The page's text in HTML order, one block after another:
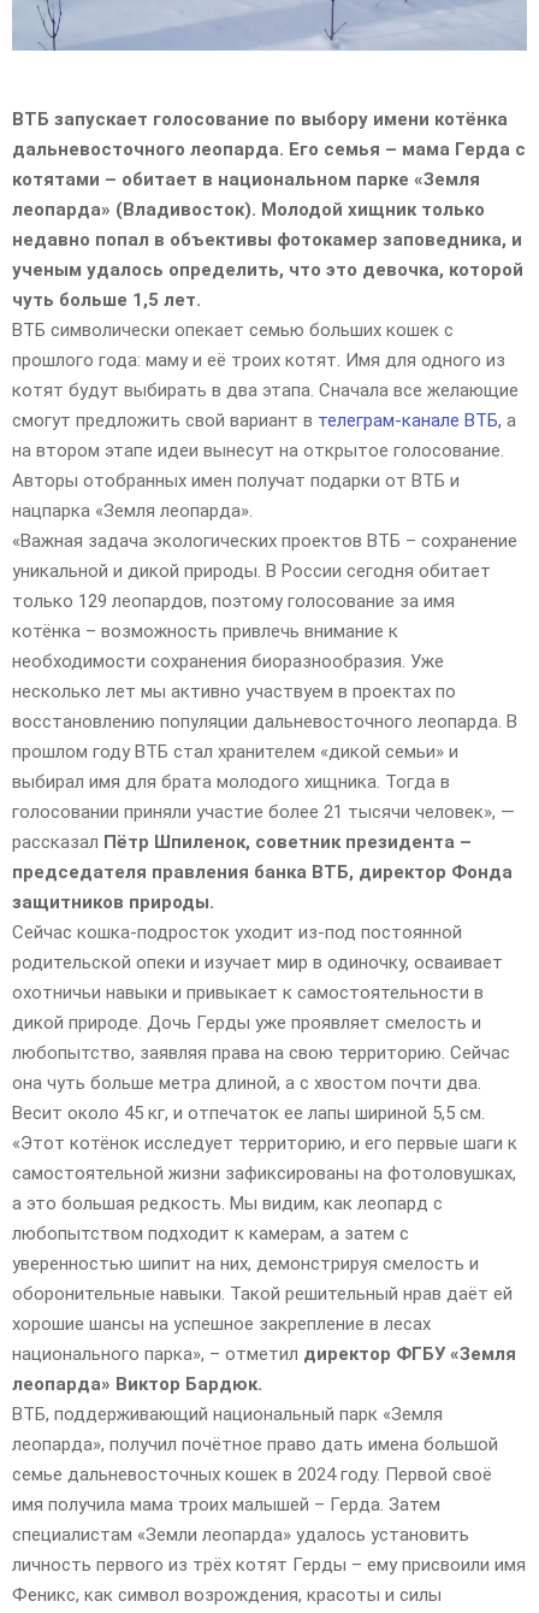
ВТБ запускает голосование по выбору имени котёнка
дальневосточного леопарда. Его семья – мама Герда с
котятами – обитает в национальном парке «Земля
леопарда» (Владивосток). Молодой хищник только
недавно попал в объективы фотокамер заповедника, и
ученым удалось определить, что это девочка, которой
чуть больше 1,5 лет.
ВТБ символически опекает семью больших кошек с
прошлого года: маму и её троих котят. Имя для одного из
котят будут выбирать в два этапа. Сначала все желающие
смогут предложить свой вариант в телеграм-канале ВТБ, а
на втором этапе идеи вынесут на открытое голосование.
Авторы отобранных имен получат подарки от ВТБ и
нацпарка «Земля леопарда».
«Важная задача экологических проектов ВТБ – сохранение
уникальной и дикой природы. В России сегодня обитает
только 129 леопардов, поэтому голосование за имя
котёнка – возможность привлечь внимание к
необходимости сохранения биоразнообразия. Уже
несколько лет мы активно участвуем в проектах по
восстановлению популяции дальневосточного леопарда. В
прошлом году ВТБ стал хранителем «дикой семьи» и
выбирал имя для брата молодого хищника. Тогда в
голосовании приняли участие более 21 тысячи человек», —
рассказал Пётр Шпиленок, советник президента –
председателя правления банка ВТБ, директор Фонда
защитников природы.
Сейчас кошка-подросток уходит из-под постоянной
родительской опеки и изучает мир в одиночку, осваивает
охотничьи навыки и привыкает к самостоятельности в
дикой природе. Дочь Герды уже проявляет смелость и
любопытство, заявляя права на свою территорию. Сейчас
она чуть больше метра длиной, а с хвостом почти два.
Весит около 45 кг, и отпечаток ее лапы шириной 5,5 см.
«Этот котёнок исследует территорию, и его первые шаги к
самостоятельной жизни зафиксированы на фотоловушках,
а это большая редкость. Мы видим, как леопард с
любопытством подходит к камерам, а затем с
уверенностью шипит на них, демонстрируя смелость и
оборонительные навыки. Такой решительный нрав даёт ей
хорошие шансы на успешное закрепление в лесах
национального парка», – отметил директор ФГБУ «Земля
леопарда» Виктор Бардюк.
ВТБ, поддерживающий национальный парк «Земля
леопарда», получил почётное право дать имена большой
семье дальневосточных кошек в 2024 году. Первой своё
имя получила мама троих малышей – Герда. Затем
специалистам «Земли леопарда» удалось установить
личность первого из трёх котят Герды – ему присвоили имя
Феникс, как символ возрождения, красоты и силы